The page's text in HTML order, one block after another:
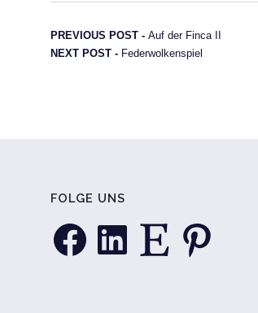
Beitragsnavigation
PREVIOUS POST - Previous post:
Auf der Finca II
NEXT POST - Next post:
Federwolkenspiel
FOLGE UNS
FacebookLinkedIn Etsy Pinterest